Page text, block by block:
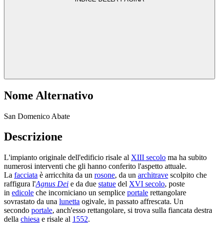
Nome Alternativo
San Domenico Abate
Descrizione
L'impianto originale dell'edificio risale al XIII secolo ma ha subito
numerosi interventi che gli hanno conferito l'aspetto attuale.
La facciata è arricchita da un rosone, da un architrave scolpito che
raffigura l'Agnus Dei e da due statue del XVI secolo, poste
in edicole che incorniciano un semplice portale rettangolare
sovrastato da una lunetta ogivale, in passato affrescata. Un
secondo portale, anch'esso rettangolare, si trova sulla fiancata destra
della chiesa e risale al 1552.